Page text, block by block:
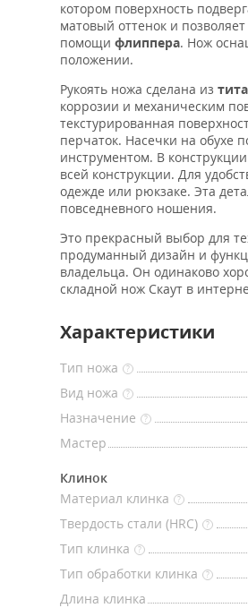
котором поверхность
матовый оттенок и
помощи флиппера. Нож
положении.
Рукоять ножа сделана из
коррозии и механическим
текстурированная
перчаток. Насечки на обухе
инструментом. В
всей конструкции. Для
одежде или рюкзаке. Эта
повседневного ношения.
Это прекрасный выбор для
продуманный дизайн и
владельца. Он одинаково
складной нож Скаут в
Характеристики
Тип ножа ?
Вид ножа ?
Назначение ?
Мастер
Клинок
Материал клинка
?
Твердость стали (HRC) ?
Тип клинка
?
Тип обработки клинка ?
Длина клинка